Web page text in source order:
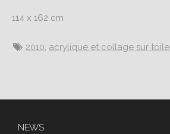
114 x 162 cm
2010 acrylique et collage sur toile
NEWS